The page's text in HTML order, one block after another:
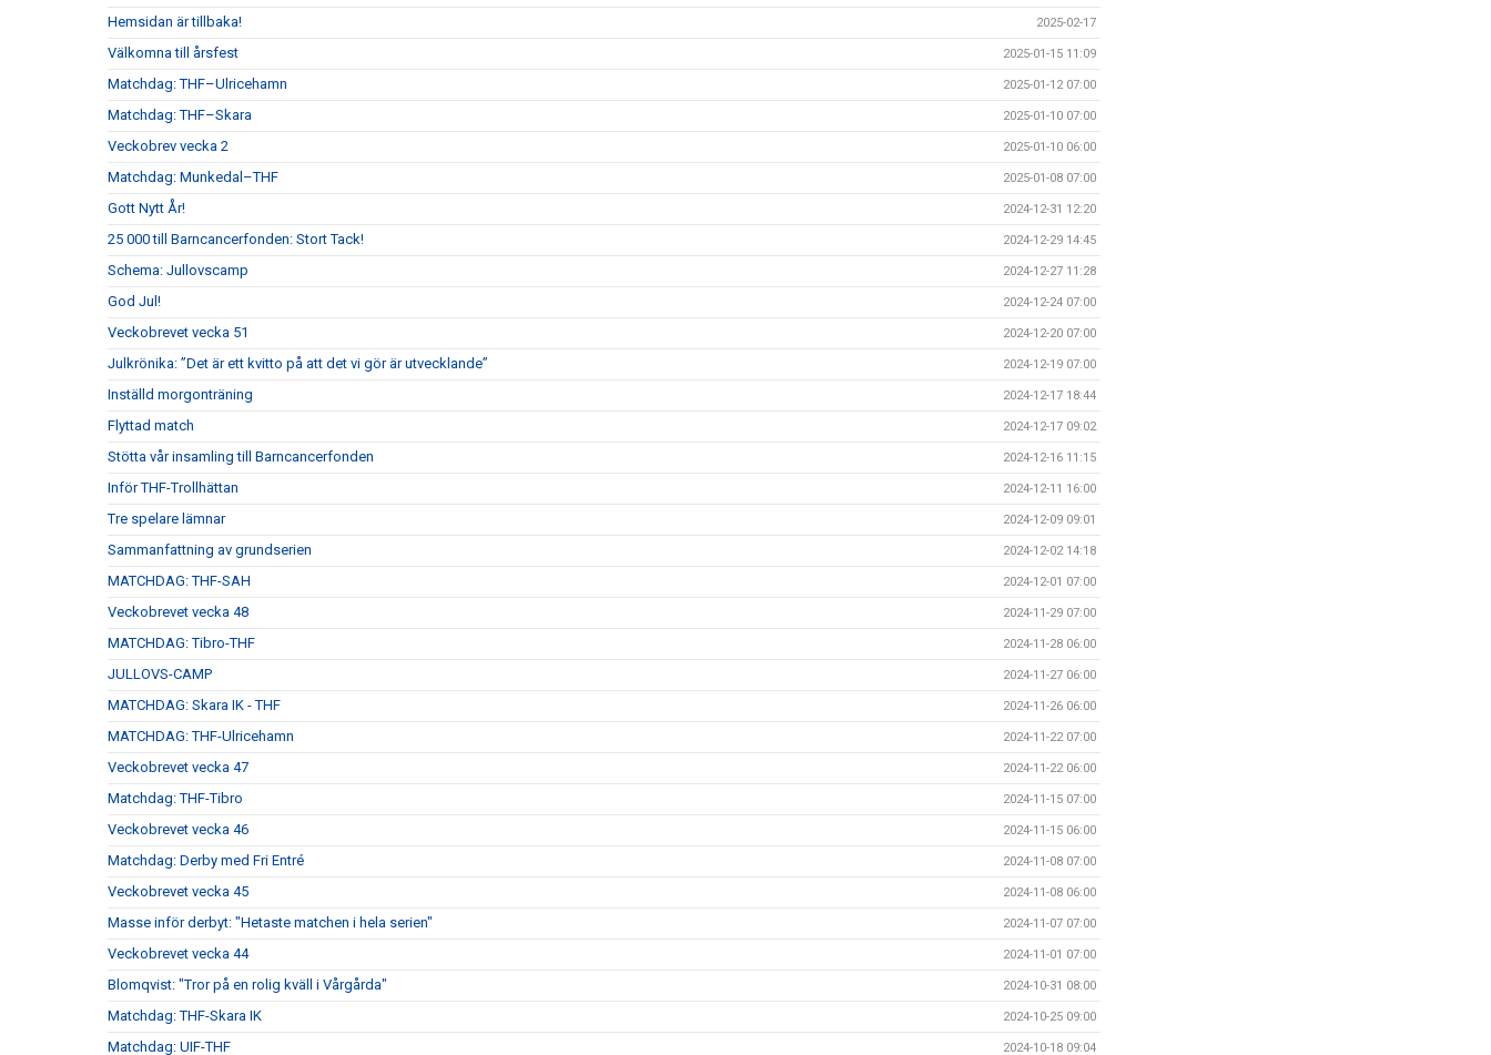
Hemsidan är tillbaka! 2025-02-17
Välkomna till årsfest 2025-01-15 11:09
Matchdag: THF–Ulricehamn 2025-01-12 07:00
Matchdag: THF–Skara 2025-01-10 07:00
Veckobrev vecka 2 2025-01-10 06:00
Matchdag: Munkedal–THF 2025-01-08 07:00
Gott Nytt År! 2024-12-31 12:20
25 000 till Barncancerfonden: Stort Tack! 2024-12-29 14:45
Schema: Jullovscamp 2024-12-27 11:28
God Jul! 2024-12-24 07:00
Veckobrevet vecka 51 2024-12-20 07:00
Julkrönika: ”Det är ett kvitto på att det vi gör är utvecklande” 2024-12-19 07:00
Inställd morgonträning 2024-12-17 18:44
Flyttad match 2024-12-17 09:02
Stötta vår insamling till Barncancerfonden 2024-12-16 11:15
Inför THF-Trollhättan 2024-12-11 16:00
Tre spelare lämnar 2024-12-09 09:01
Sammanfattning av grundserien 2024-12-02 14:18
MATCHDAG: THF-SAH 2024-12-01 07:00
Veckobrevet vecka 48 2024-11-29 07:00
MATCHDAG: Tibro-THF 2024-11-28 06:00
JULLOVS-CAMP 2024-11-27 06:00
MATCHDAG: Skara IK - THF 2024-11-26 06:00
MATCHDAG: THF-Ulricehamn 2024-11-22 07:00
Veckobrevet vecka 47 2024-11-22 06:00
Matchdag: THF-Tibro 2024-11-15 07:00
Veckobrevet vecka 46 2024-11-15 06:00
Matchdag: Derby med Fri Entré 2024-11-08 07:00
Veckobrevet vecka 45 2024-11-08 06:00
Masse inför derbyt: "Hetaste matchen i hela serien" 2024-11-07 07:00
Veckobrevet vecka 44 2024-11-01 07:00
Blomqvist: "Tror på en rolig kväll i Vårgårda" 2024-10-31 08:00
Matchdag: THF-Skara IK 2024-10-25 09:00
Matchdag: UIF-THF 2024-10-18 09:04